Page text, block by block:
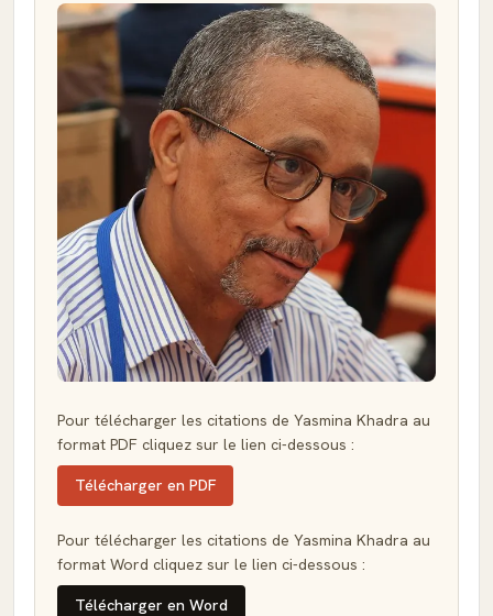
Pour télécharger les citations de Yasmina Khadra au
format PDF cliquez sur le lien ci-dessous :
Télécharger en PDF
Pour télécharger les citations de Yasmina Khadra au
format Word cliquez sur le lien ci-dessous :
Télécharger en Word